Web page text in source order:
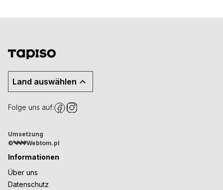
Land auswählen
Folge uns auf:
Umsetzung
©
Webtom.pl
Informationen
Über uns
Datenschutz